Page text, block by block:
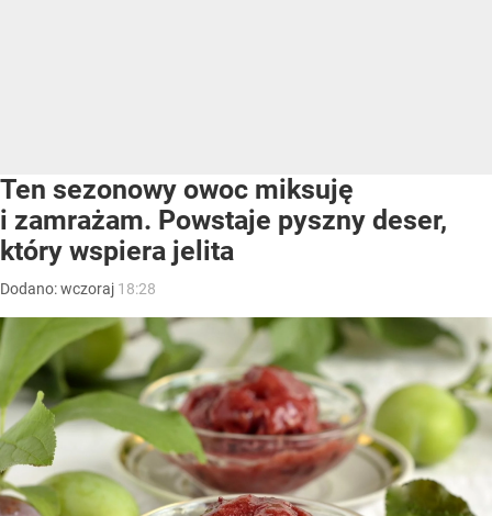
Ten sezonowy owoc miksuję
i zamrażam. Powstaje pyszny deser,
który wspiera jelita
Dodano:wczoraj 18:28